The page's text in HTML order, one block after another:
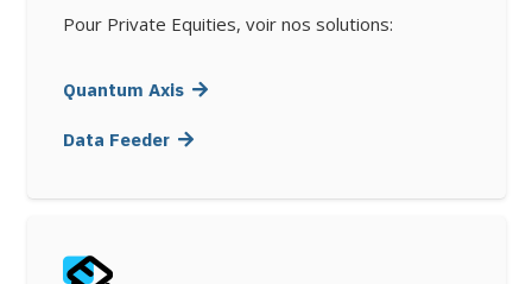
Pour Private Equities, voir nos solutions:
Quantum Axis
Data Feeder